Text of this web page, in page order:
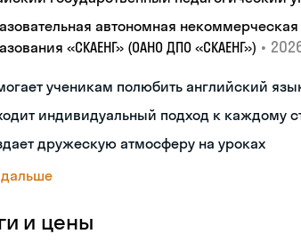
автономная
«СКАЕНГ» (ОАНО ДПО «СКАЕНГ») •
ученикам полюбить английский
индивидуальный подход к каждому
дружескую атмосферу на уроках
дальше
и цены